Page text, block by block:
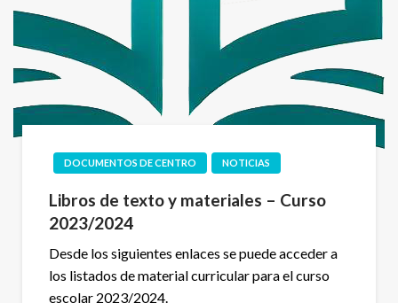
DOCUMENTOS DE CENTRO NOTICIAS
Libros de texto y materiales – Curso
2023/2024
Desde los siguientes enlaces se puede acceder a
los listados de material curricular para el curso
escolar 2023/2024.